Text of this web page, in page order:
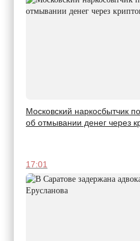
Московский наркосбытчик
об отмывании денег через
17:01